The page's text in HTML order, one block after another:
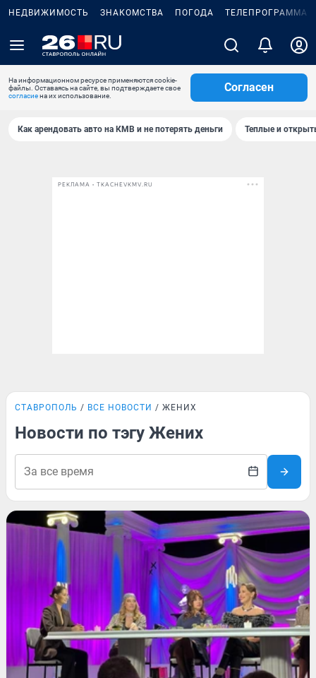
НЕДВИЖИМОСТЬ ЗНАКОМСТВА ПОГОДА ТЕЛЕПРОГРАММА
На информационном ресурсе применяются cookie-
файлы. Оставаясь на сайте, вы подтверждаете свое
согласиена их использование.
Согласен
Как арендовать авто на КМВ и не потерять деньги Теплые и
РЕКЛАМА • TKACHEVKMV.RU
СТАВРОПОЛЬ ВСЕ НОВОСТИ ЖЕНИХ
Новости по тэгу Жених